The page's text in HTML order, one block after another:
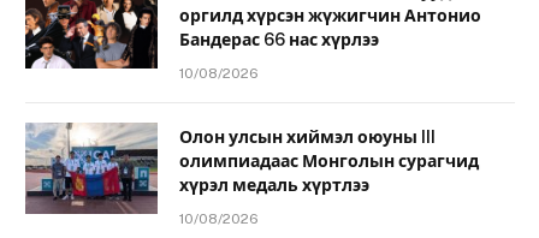
оргилд хүрсэн жүжигчин Антонио
Бандерас 66 нас хүрлээ
10/08/2026
Олон улсын хиймэл оюуны III
олимпиадаас Монголын сурагчид
хүрэл медаль хүртлээ
10/08/2026